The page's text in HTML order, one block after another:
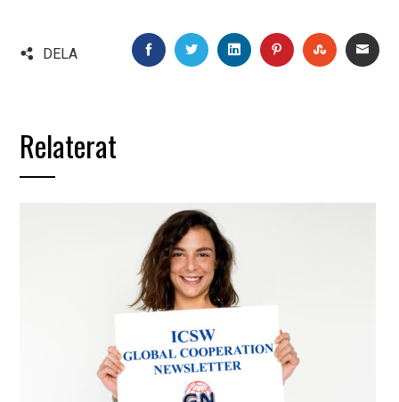
DELA FACEBOOKTWITTERLINKEDINPINTEREST
Relaterat